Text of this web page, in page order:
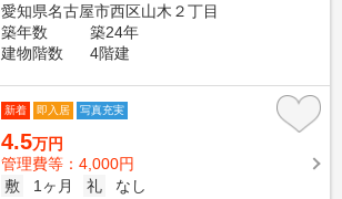
愛知県名古屋市西区山木２丁目
築年数
築24年
建物階数
4階建
新着 即入居 写真充実
4.5万円
管理費等：4,000円
敷
1ヶ月 礼
なし